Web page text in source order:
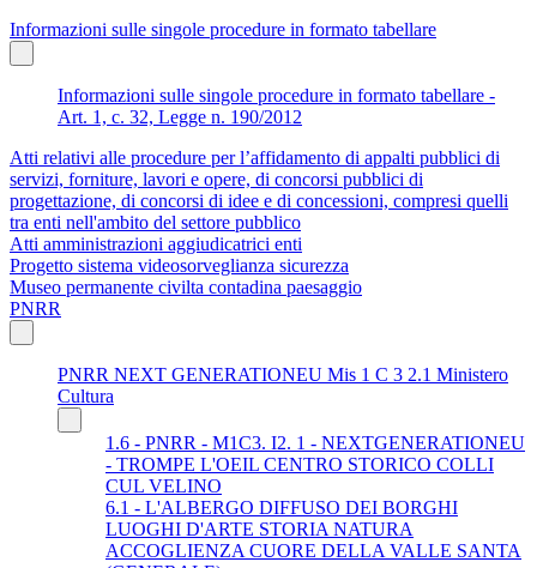
Informazioni sulle singole procedure in formato tabellare
Informazioni sulle singole procedure in formato tabellare -
Art. 1, c. 32, Legge n. 190/2012
Atti relativi alle procedure per l’affidamento di appalti pubblici di
servizi, forniture, lavori e opere, di concorsi pubblici di
progettazione, di concorsi di idee e di concessioni, compresi quelli
tra enti nell'ambito del settore pubblico
Atti amministrazioni aggiudicatrici enti
Progetto sistema videosorveglianza sicurezza
Museo permanente civilta contadina paesaggio
PNRR
PNRR NEXT GENERATIONEU Mis 1 C 3 2.1 Ministero
Cultura
1.6 - PNRR - M1C3. I2. 1 - NEXTGENERATIONEU
- TROMPE L'OEIL CENTRO STORICO COLLI
CUL VELINO
6.1 - L'ALBERGO DIFFUSO DEI BORGHI
LUOGHI D'ARTE STORIA NATURA
ACCOGLIENZA CUORE DELLA VALLE SANTA